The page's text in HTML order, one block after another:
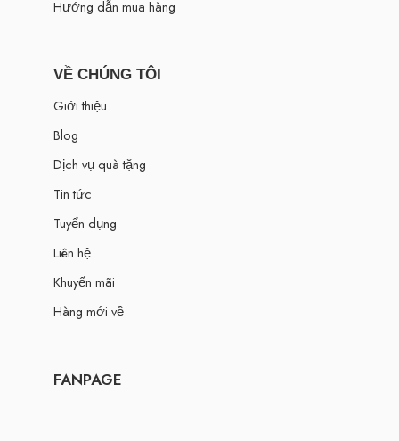
Hướng dẫn mua hàng
VỀ CHÚNG TÔI
Giới thiệu
Blog
Dịch vụ quà tặng
Tin tức
Tuyển dụng
Liên hệ
Khuyến mãi
Hàng mới về
FANPAGE